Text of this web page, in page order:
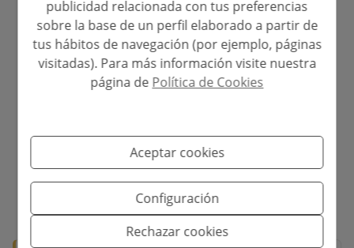
Plazo de Amortización
Años
Tipo de interés
*Esta información está sujeta a errores y no forma parte de ningún
contrato. La oferta puede ser modificada o retirada sin previo aviso. El
precio no incluye los costes de la compra.
publicidad relacionada con tus preferencias
sobre la base de un perfil elaborado a partir de
tus hábitos de navegación (por ejemplo, páginas
visitadas). Para más información visite nuestra
página de Política de Cookies
Aceptar cookies
Configuración
Rechazar cookies